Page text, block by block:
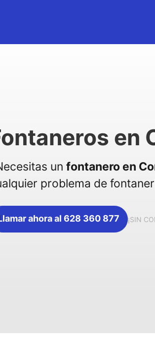
en
un fontanero en
problema de
ahora al 628 360 877 ¡SIN